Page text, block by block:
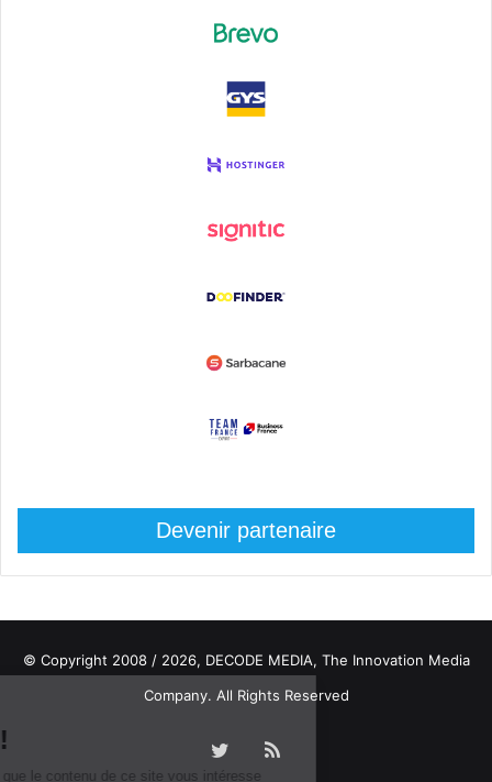
Devenir partenaire
© Copyright 2008 / 2026, DECODE MEDIA, The Innovation Media
Company. All Rights Reserved
TwitterRSS